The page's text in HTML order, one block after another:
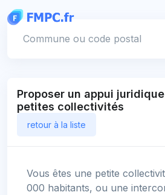
Proposer un appui
petites collectivités
retour à la liste
Vous êtes une petite
000 habitants, ou une
Panneau de gestion des cookies